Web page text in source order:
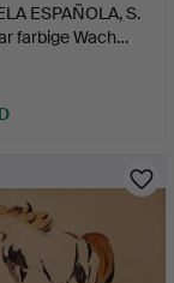
ESPAÑOLA, S.
farbige Wach…